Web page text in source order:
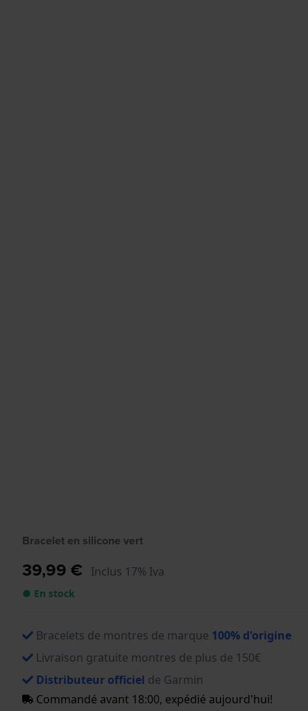
Bracelet en silicone vert
39,99 € Inclus 17% Iva
● En stock
Bracelets de montres de marque 100% d'origine
Livraison gratuite montres de plus de 150€
Distributeur officiel de Garmin
Commandé avant 18:00, expédié aujourd'hui!